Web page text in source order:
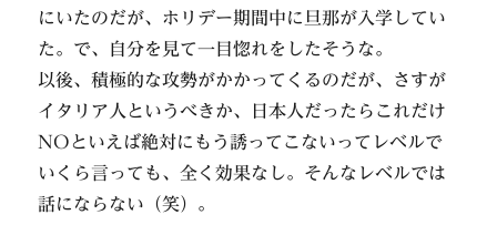
にいたのだが、ホリデー期間中に旦那が入学してい
た。で、自分を見て一目惚れをしたそうな。
以後、積極的な攻勢がかかってくるのだが、さすが
イタリア人というべきか、日本人だったらこれだけ
NOといえば絶対にもう誘ってこないってレベルで
いくら言っても、全く効果なし。そんなレベルでは
話にならない（笑）。